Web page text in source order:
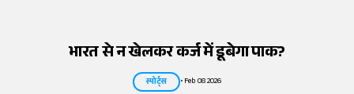
भारत से न खेलकर कर्ज में डूबेगा पाक?
स्पोर्ट्स •Feb 08 2026